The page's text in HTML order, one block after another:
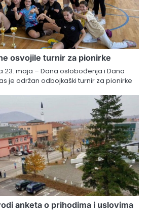
osvojile turnir za pionirke
23. maja – Dana oslobođenja i Dana
je održan odbojkaški turnir za pionirke
anketa o prihodima i uslovima